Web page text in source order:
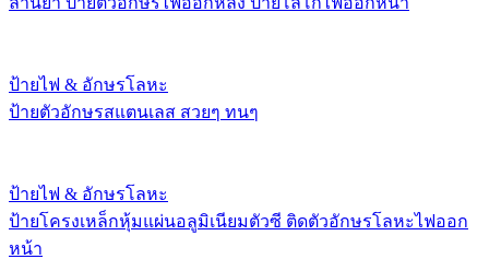
ป้ายไฟ & อักษรโลหะ
ป้ายตัวอักษรสแตนเลส สวยๆ ทนๆ
ป้ายไฟ & อักษรโลหะ
ป้ายโครงเหล็กหุ้มแผ่นอลูมิเนียมตัวซี ติดตัวอักษรโลหะไฟออก
หน้า